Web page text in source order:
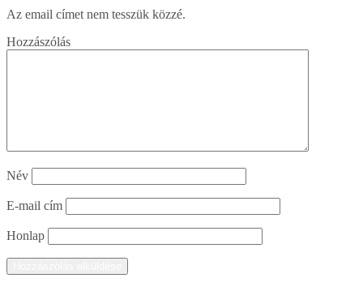
Az email címet nem tesszük közzé.
Hozzászólás
Név
E-mail cím
Honlap